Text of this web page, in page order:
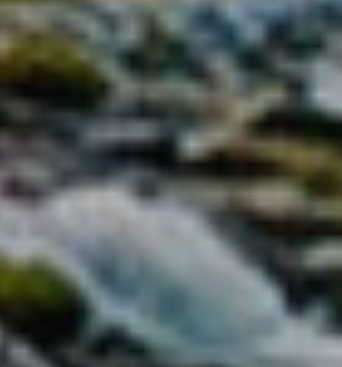
EN FR